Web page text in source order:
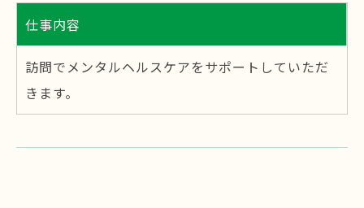
仕事内容
訪問でメンタルヘルスケアをサポートしていただ
きます。